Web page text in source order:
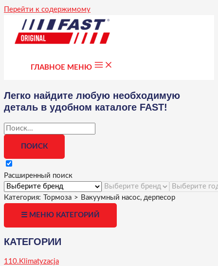
Перейти к содержимому
ГЛАВНОЕ МЕНЮ
Легко найдите любую необходимую
деталь в удобном каталоге FAST!
Расширенный поиск
Категория: Тормоза > Вакуумный насос, дерпесор
☰ МЕНЮ КАТЕГОРИЙ
КАТЕГОРИИ
110.Klimatyzacja